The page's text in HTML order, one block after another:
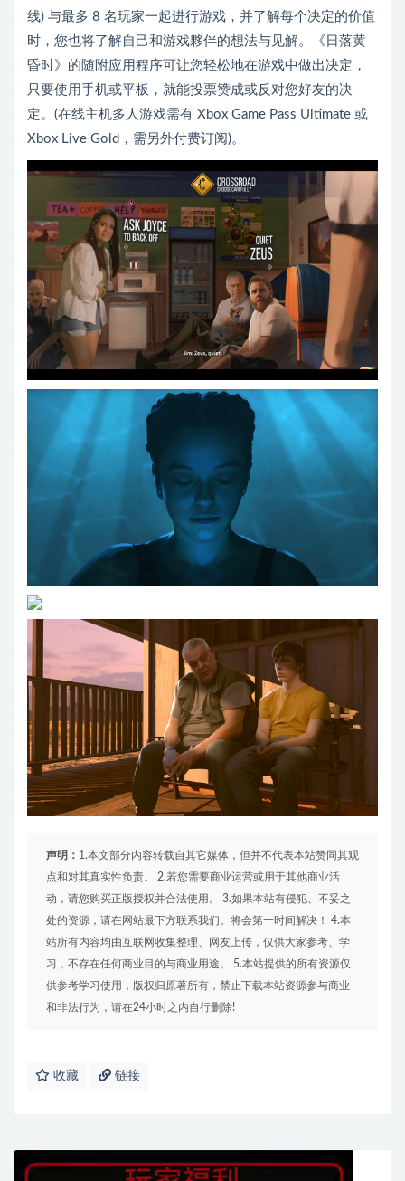
线) 与最多 8 名玩家一起进行游戏，并了解每个决定的价值
时，您也将了解自己和游戏夥伴的想法与见解。《日落黄
昏时》的随附应用程序可让您轻松地在游戏中做出决定，
只要使用手机或平板，就能投票赞成或反对您好友的决
定。(在线主机多人游戏需有 Xbox Game Pass Ultimate 或
Xbox Live Gold，需另外付费订阅)。
声明： 1.本文部分内容转载自其它媒体，但并不代表本站赞同其观
点和对其真实性负责。 2.若您需要商业运营或用于其他商业活
动，请您购买正版授权并合法使用。 3.如果本站有侵犯、不妥之
处的资源，请在网站最下方联系我们。将会第一时间解决！ 4.本
站所有内容均由互联网收集整理、网友上传，仅供大家参考、学
习，不存在任何商业目的与商业用途。 5.本站提供的所有资源仅
供参考学习使用，版权归原著所有，禁止下载本站资源参与商业
和非法行为，请在24小时之内自行删除!
收藏 链接